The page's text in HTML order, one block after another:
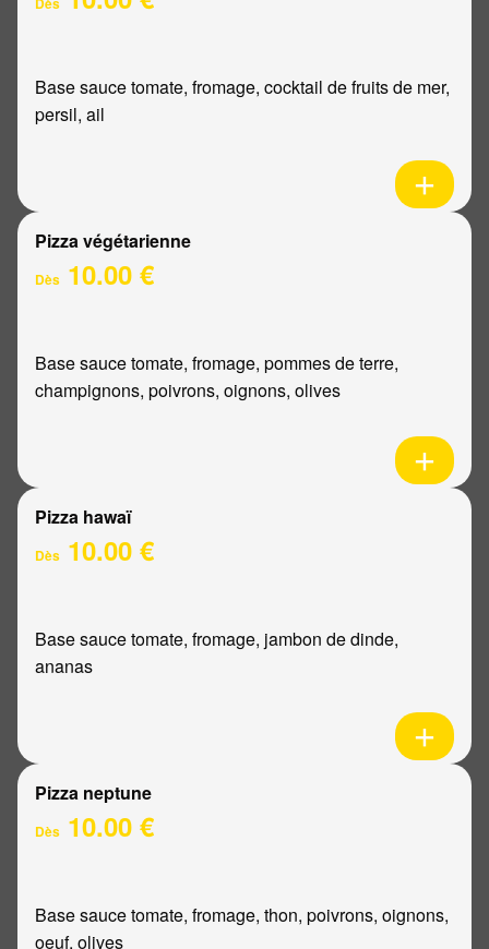
Base sauce tomate, fromage, cocktail de fruits de mer,
persil, ail
Pizza végétarienne
Dès 10.00 €
Base sauce tomate, fromage, pommes de terre,
champignons, poivrons, oignons, olives
Pizza hawaï
Dès 10.00 €
Base sauce tomate, fromage, jambon de dinde,
ananas
Pizza neptune
Dès 10.00 €
Base sauce tomate, fromage, thon, poivrons, oignons,
oeuf, olives